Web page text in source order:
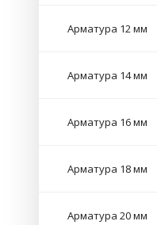
Арматура 12 мм
Арматура 14 мм
Арматура 16 мм
Арматура 18 мм
Арматура 20 мм